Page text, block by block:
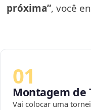
próxima”, você
01
Montagem de
Vai colocar uma